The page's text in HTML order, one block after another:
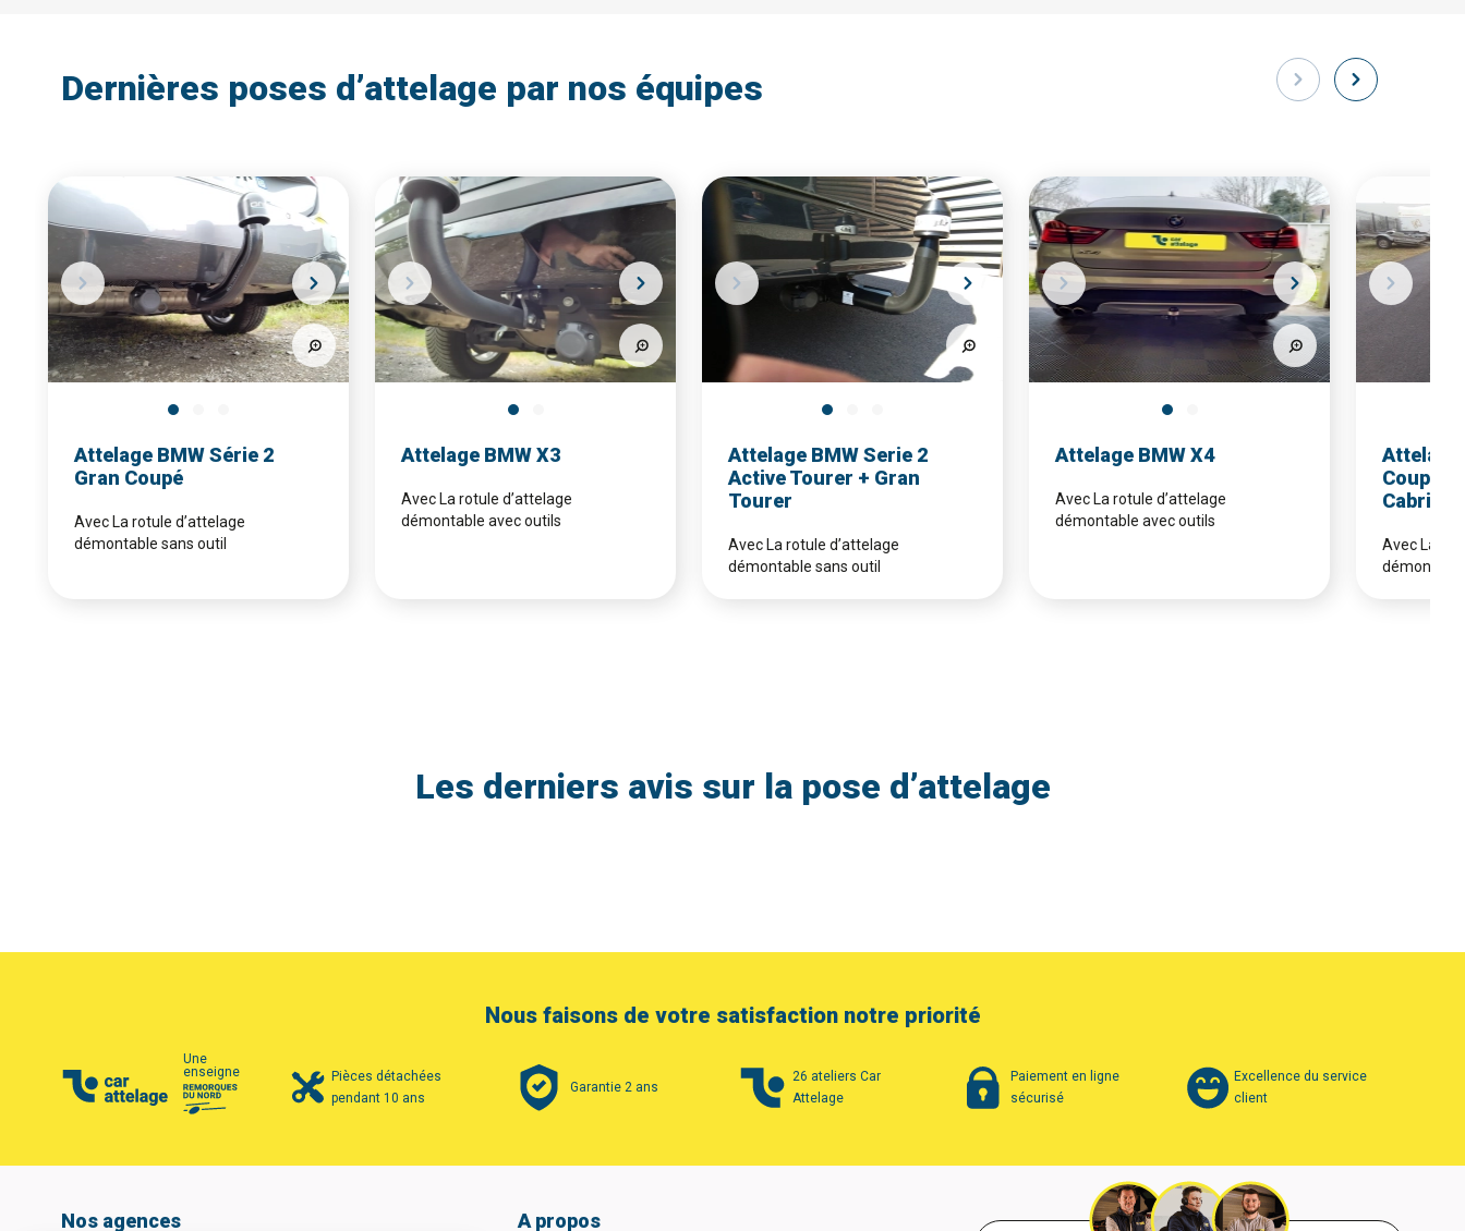
Dernières poses d’attelage par nos équipes
Attelage BMW Série 2
Gran Coupé
Avec La rotule d’attelage
démontable sans outil
Attelage BMW X3
Avec La rotule d’attelage
démontable avec outils
Attelage BMW Serie 2
Active Tourer + Gran
Tourer
Avec La rotule d’attelage
démontable sans outil
Attelage BMW X4
Avec La rotule d’attelage
démontable avec outils
Attelage
Coupé +
Avec La
Les derniers avis sur la pose d’attelage
Nous faisons de votre satisfaction notre priorité
Une
enseigne
Pièces détachées
pendant 10 ans
Garantie 2 ans
26 ateliers Car
Attelage
Paiement en ligne
sécurisé
Excellence du service
client
Nos agences A propos